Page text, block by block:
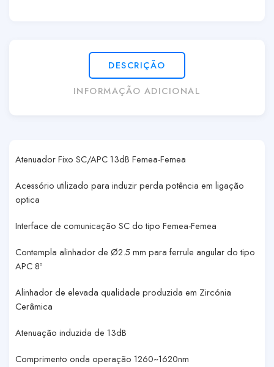
DESCRIÇÃO
INFORMAÇÃO ADICIONAL
Atenuador Fixo SC/APC 13dB Femea-Femea
Acessório utilizado para induzir perda potência em ligação
optica
Interface de comunicação SC do tipo Femea-Femea
Contempla alinhador de Ø2.5 mm para ferrule angular do tipo
APC 8º
Alinhador de elevada qualidade produzida em Zircónia
Cerâmica
Atenuação induzida de 13dB
Comprimento onda operação 1260~1620nm